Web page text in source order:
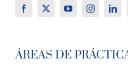
ÁREAS DE